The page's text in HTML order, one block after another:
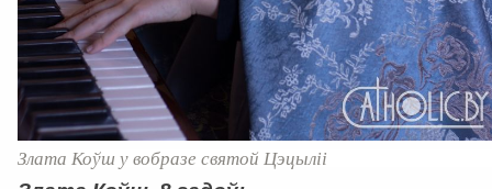
Злата Коўш у вобразе святой Цэцыліі